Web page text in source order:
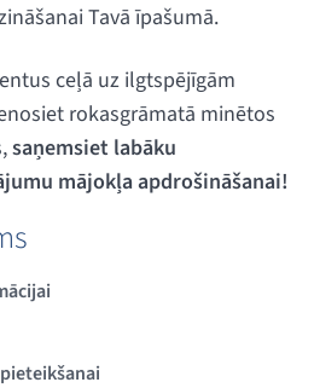
Tavā īpašumā.
ceļā uz ilgtspējīgām
rokasgrāmatā minētos
saņemsiet labāku
mājokļa apdrošināšanai!